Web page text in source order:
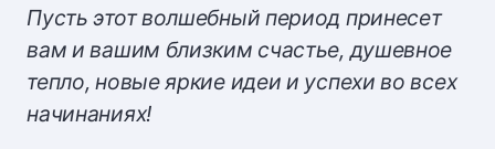
Пусть этот волшебный период принесет
вам и вашим близким счастье, душевное
тепло, новые яркие идеи и успехи во всех
начинаниях!